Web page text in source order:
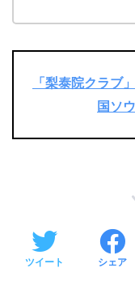
「梨泰院クラブ
国ソ
ツイート シェア